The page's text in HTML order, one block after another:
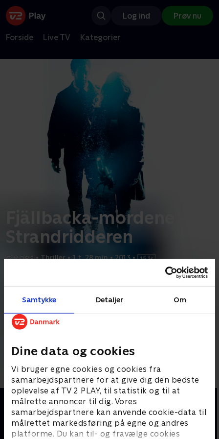
Samtykke Detaljer Om
Dine data og cookies
Vi bruger egne cookies og cookies fra
samarbejdspartnere for at give dig den bedste
oplevelse af TV 2 PLAY, til statistik og til at
målrette annoncer til dig. Vores
samarbejdspartnere kan anvende cookie-data til
målrettet markedsføring på egne og andres
platforme. Du kan til- og fravælge cookies
Log ind Prøv nu
Forside Live TV Kategorier
Fjällbacka-mordene -
Strandridderen
• Thriller • 1 t. 28 min • 2013 •
Den unge kystvagt Jessica finder to dybhavsdykkere døde efter
en storm. Kort efter findes lederen af Kungshamns
Prøv TV 2 Play*
*Kræver pakken Basis. Administrer dit abonnement på Mit TV 2.
Andre så også